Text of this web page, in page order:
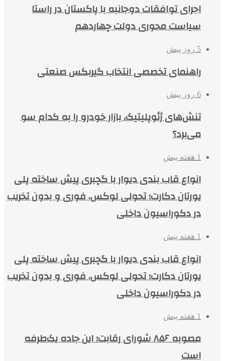
اجرای توافقات دوجانبه با پاکستان در راستا
سیاست محوری دولت چهاردهم
5 روز پیش
راهنمای تخصصی انتخاب گیربکس صنعتی
6 روز پیش
تنش‌های ژئوپلیتیک، بازار خودرو را به کدام سو
می‌برد؟
1 هفته پیش
انواع قاب بندی دیوار با گچبری پیش ساخته پلی
یورتان دکارت؛ تحولی لوکس، فوری و بدون تخریب
در دکوراسیون داخلی
1 هفته پیش
انواع قاب بندی دیوار با گچبری پیش ساخته پلی
یورتان دکارت؛ تحولی لوکس، فوری و بدون تخریب
در دکوراسیون داخلی
1 هفته پیش
مصوبه ۸۵۶ شورای رقابت؛ این جاده یک‌طرفه
است